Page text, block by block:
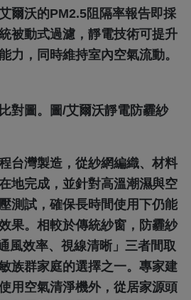
爾沃的PM2.5阻隔率報告即採
被動式過濾，靜電技術可提升
力，同時維持室內空氣流動。
對圖。圖/艾爾沃靜電防霾紗
台灣製造，從紗網編織、材料
地完成，並針對高溫潮濕與空
測試，確保長時間使用下仍能
果。相較於傳統紗窗，防霾紗
風效率、視線清晰」三者間取
族群家庭的選擇之一。專家建
用空氣清淨機外，從居家源頭